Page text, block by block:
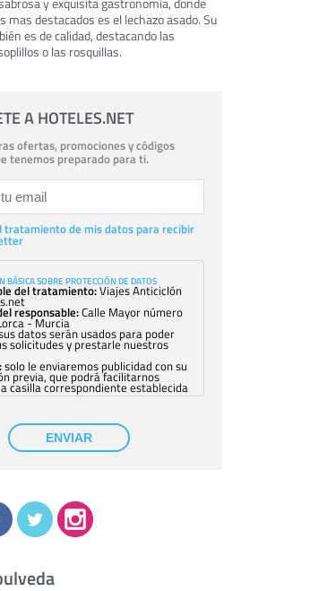
mas destacados es el lechazo asado. Su
es de calidad, destacando las
o las rosquillas.
A HOTELES.NET
ofertas, promociones y códigos
tenemos preparado para ti.
tratamiento de mis datos para recibir
BÁSICA SOBRE PROTECCIÓN DE DATOS
del tratamiento:Viajes Anticiclón
responsable:Calle Mayor número
- Murcia
datos serán usados para poder
solicitudes y prestarle nuestros
solo le enviaremos publicidad con su
previa, que podrá facilitarnos
casilla correspondiente establecida
previo, que podrá
mediante la casilla correspondiente
al efecto.
con carácter general, sólo el
derecho a saber qué
tenemos sobre usted, corregirla y
y como se explica en la
adicional disponible en nuestra
adicional y detallada sobre cómo
datos en la
ENVIAR